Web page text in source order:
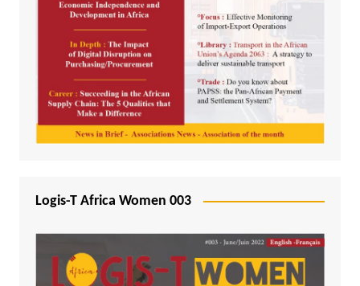
Logis-T Africa Women 003